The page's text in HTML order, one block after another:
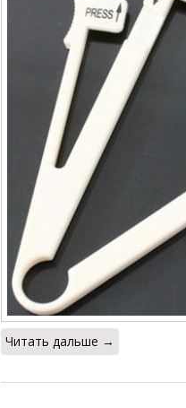
Читать дальше →